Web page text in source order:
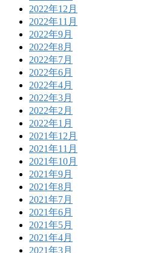
2022年12月
2022年11月
2022年9月
2022年8月
2022年7月
2022年6月
2022年4月
2022年3月
2022年2月
2022年1月
2021年12月
2021年11月
2021年10月
2021年9月
2021年8月
2021年7月
2021年6月
2021年5月
2021年4月
2021年3月